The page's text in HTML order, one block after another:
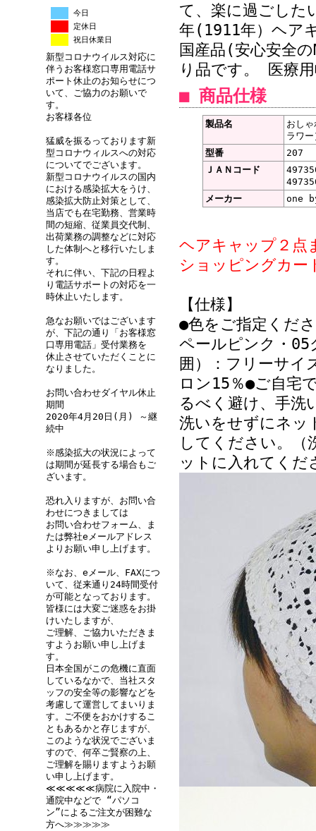
今日
定休日
祝日休業日
新型コロナウイルス対応に
伴うお客様窓口専用電話サ
ポート休止のお知らせにつ
いて、ご協力のお願いで
す。
お客様各位
猛威を振るっております新
型コロナウィルスへの対応
についてでございます。
新型コロナウイルスの国内
における感染拡大をうけ、
感染拡大防止対策として、
当店でも在宅勤務、営業時
間の短縮、従業員交代制、
出荷業務の調整などに対応
した体制へと移行いたしま
す。
それに伴い、下記の日程よ
り電話サポートの対応を一
時休止いたします。
急なお願いではございます
が、下記の通り「お客様窓
口専用電話」受付業務を
休止させていただくことに
なりました。
お問い合わせダイヤル休止
期間
2020年4月20日(月) ～継
続中
※感染拡大の状況によって
は期間が延長する場合もご
ざいます。
恐れ入りますが、お問い合
わせにつきましては
お問い合わせフォーム、ま
たは弊社eメールアドレス
よりお願い申し上げます。
※なお、eメール、FAXにつ
いて、従来通り24時間受付
が可能となっております。
皆様には大変ご迷惑をお掛
けいたしますが、
ご理解、ご協力いただきま
すようお願い申し上げま
す。
日本全国がこの危機に直面
しているなかで、当社スタ
ッフの安全等の影響などを
考慮して運営してまいりま
す。ご不便をおかけするこ
ともあるかと存じますが、
このような状況でございま
すので、何卒ご賢察の上、
ご理解を賜りますようお願
い申し上げます。
≪≪≪≪≪病院に入院中・
通院中などで “パソコ
ン”によるご注文が困難な
方へ≫≫≫≫≫
• 2011/05/02 投
すすめレベル：
「感謝」カードに
今回、商品を購
べてみましたが、
企業になります
対して反応が悪
に入っていまし
これからも、す
ざいました。
• 2011/02/02 投
★★★★★
何回もお世話に
を替えて、おしゃ
長いこともあり、
替わっています。
の話なるらしく、
になっていてとて
しかったようで注
• 2011/07/02 投
レース地が珍し
レース地が珍し
した。帽子のデ
見た目はふっく
た。 (207黒
• 2011/06/08
すめレベル：
「カツラを被ら
薄毛と白髪の84
外出時は古い黒
で入院となりヘ
「軽くてステキ!
外出用に2枚再注
て、楽に過ごした
年(1911年）ヘア
国産品(安心安全
り品です。 医療
■ 商品仕様
製品名
おし
ラワー
型番
207
ＪＡＮコード
メーカー
one
ヘアキャップ２点
ショッピングカー
【仕様】
●色をご指定くだ
ペールピンク・
囲）：フリーサイ
ロン15％●ご自宅
るべく避け、手洗
洗いをせずにネッ
してください。（
ットに入れてくだ